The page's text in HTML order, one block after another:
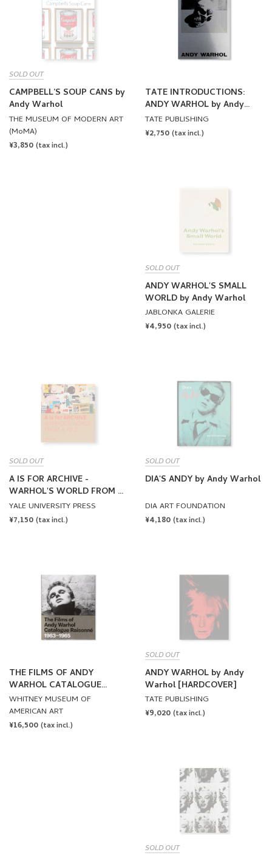
SOLD OUT
CAMPBELL’S SOUP CANS by
Andy Warhol
THE MUSEUM OF MODERN ART
(MoMA)
REGULAR
¥3,850 (tax incl.)
TATE INTRODUCTIONS:
ANDY WARHOL by Andy
Warhol
TATE PUBLISHING
REGULAR
¥2,750 (tax incl.)
SOLD OUT
ANDY WARHOL'S SMALL
WORLD by Andy Warhol
JABLONKA GALERIE
REGULAR
¥4,950 (tax incl.)
SOLD OUT
A IS FOR ARCHIVE -
WARHOL'S WORLD FROM A
TO Z by Andy Warhol
YALE UNIVERSITY PRESS
REGULAR
¥7,150 (tax incl.)
SOLD OUT
DIA'S ANDY by Andy Warhol
DIA ART FOUNDATION
REGULAR
¥4,180 (tax incl.)
THE FILMS OF ANDY
WARHOL CATALOGUE
RAISONNE 1963-1965 by
Andy Warhol
WHITNEY MUSEUM OF
AMERICAN ART
REGULAR
¥16,500 (tax incl.)
SOLD OUT
ANDY WARHOL by Andy
Warhol [HARDCOVER]
TATE PUBLISHING
REGULAR
¥9,020 (tax incl.)
SOLD OUT